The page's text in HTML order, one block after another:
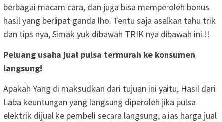
berbagai macam cara, dan juga bisa memperoleh bonus
hasil yang berlipat ganda lho. Tentu saja asalkan tahu trik
dan tips nya, Simak yuk dibawah TRIK nya dibawah ini.!!
Peluang usaha jual pulsa termurah ke konsumen
langsung!
Apakah Yang di maksudkan dari tujuan ini yaitu, Hasil dari
Laba keuntungan yang langsung diperoleh jika pulsa
elektrik dijual ke pembeli secara langsung, alias harga jual